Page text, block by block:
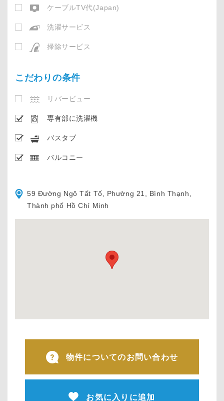
ケーブルTV代(Japan)
洗濯サービス
掃除サービス
こだわりの条件
リバービュー
専有部に洗濯機
バスタブ
バルコニー
59 Đường Ngô Tất Tố, Phường 21, Bình Thạnh,
Thành phố Hồ Chí Minh
物件についてのお問い合わせ
お気に入りに追加